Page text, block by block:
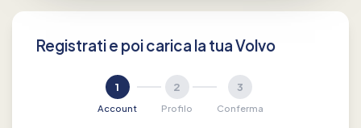
Registrati e poi carica la tua Volvo
1
Account
2
Profilo
3
Conferma